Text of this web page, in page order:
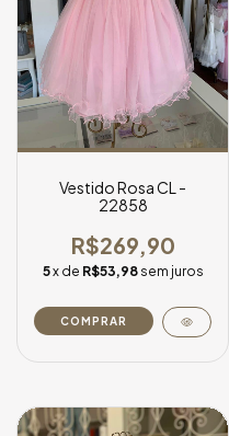
Vestido Rosa CL -
22858
R$269,90
5x de R$53,98 sem juros
COMPRAR